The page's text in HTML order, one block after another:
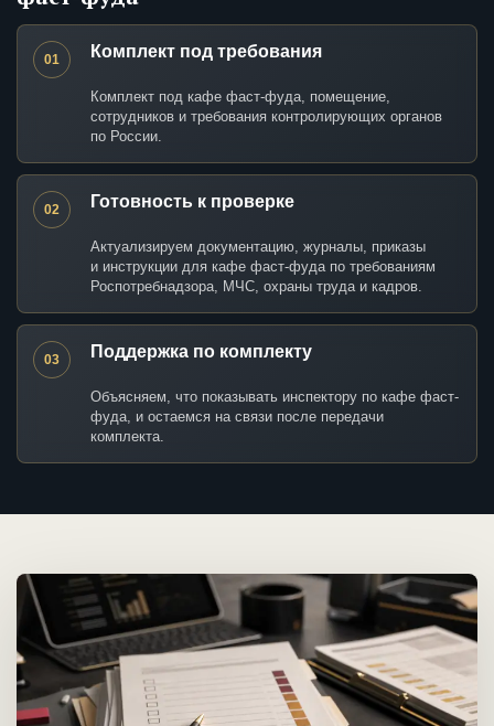
01 Комплект под требования
Комплект под кафе фаст-фуда, помещение,
сотрудников и требования контролирующих органов
по России.
02 Готовность к проверке
Актуализируем документацию, журналы, приказы
и инструкции для кафе фаст-фуда по требованиям
Роспотребнадзора, МЧС, охраны труда и кадров.
03 Поддержка по комплекту
Объясняем, что показывать инспектору по кафе фаст-
фуда, и остаемся на связи после передачи
комплекта.